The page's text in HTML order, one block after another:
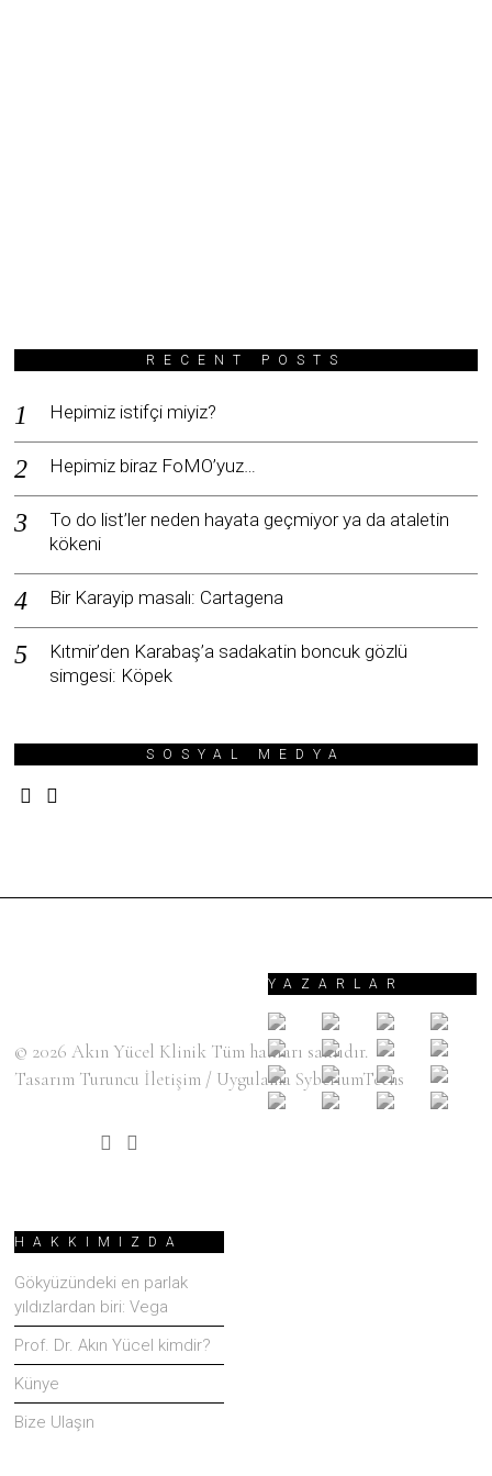
RECENT POSTS
Hepimiz istifçi miyiz?
Hepimiz biraz FoMO’yuz…
To do list’ler neden hayata geçmiyor ya da ataletin
kökeni
Bir Karayip masalı: Cartagena
Kıtmir’den Karabaş’a sadakatin boncuk gözlü
simgesi: Köpek
SOSYAL MEDYA
© 2026Akın Yücel Klinik Tüm hakları saklıdır.
Tasarım Turuncu İletişim / Uygulama SyberiumTechs
YAZARLAR
HAKKIMIZDA
Gökyüzündeki en parlak
yıldızlardan biri: Vega
Prof. Dr. Akın Yücel kimdir?
Künye
Bize Ulaşın